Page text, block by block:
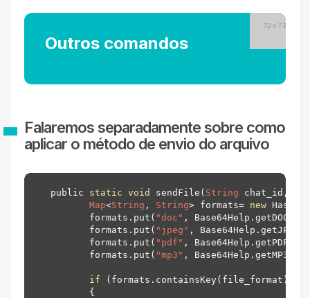
Outros comandos
Falaremos separadamente sobre como
aplicar o método de envio do arquivo
public static void sendFile( String chat_id,
Map<String , String> formats= new
        formats.put(
"doc" , Base64Help.getDOC());
        formats.put(
"jpeg" ,
        formats.put(
"pdf" ,
        formats.put(
"mp3" ,
if (formats.containsKey(file_format))
        {